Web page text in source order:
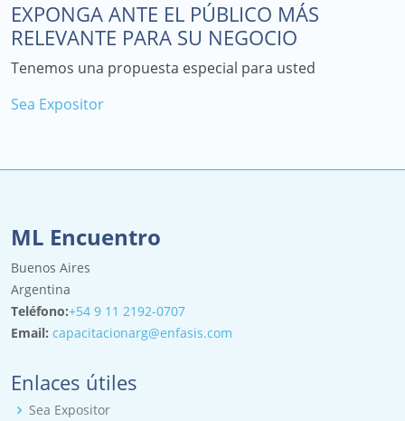
EXPONGA ANTE EL PÚBLICO MÁS
RELEVANTE PARA SU NEGOCIO
Tenemos una propuesta especial para usted
Sea Expositor
ML Encuentro
Buenos Aires
Argentina
Teléfono:+54 9 11 2192-0707
Email: capacitacionarg@enfasis.com
Enlaces útiles
Sea Expositor